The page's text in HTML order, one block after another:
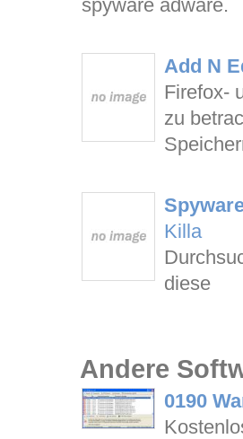
spyware adware.
Add N
Firefox-
zu
Killa
diese
Andere
0190